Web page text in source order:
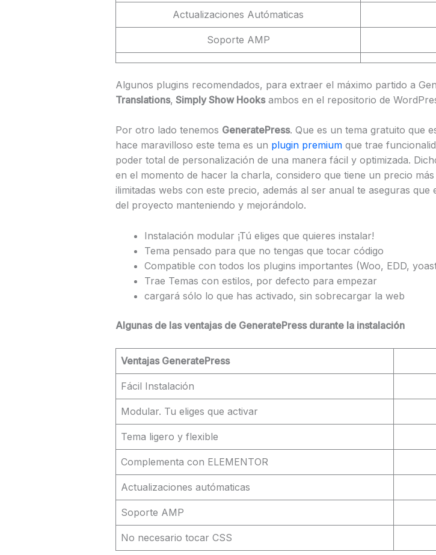
Actualizaciones Autómaticas
Soporte AMP
Algunos plugins recomendados, para extraer el máximo partido a
Translations, Simply Show Hooksambos en el repositorio de
Por otro lado tenemos GeneratePress. Que es un tema gratuito que
hace maravilloso este tema es un plugin premium que trae
poder total de personalización de una manera fácil y optimizada.
en el momento de hacer la charla, considero que tiene un precio
ilimitadas webs con este precio, además al ser anual te aseguras
del proyecto manteniendo y mejorándolo.
Instalación modular ¡Tú eliges que quieres instalar!
Tema pensado para que no tengas que tocar código
Compatible con todos los plugins importantes (Woo, EDD,
Trae Temas con estilos, por defecto para empezar
cargará sólo lo que has activado, sin sobrecargar la web
Algunas de las ventajas de GeneratePress durante la instalación
Ventajas GeneratePress
Fácil Instalación
Modular. Tu eliges que activar
Tema ligero y flexible
Complementa con ELEMENTOR
Actualizaciones autómaticas
Soporte AMP
No necesario tocar CSS